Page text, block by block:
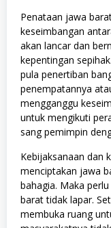
Penataan jawa
keseimbangan
akan lancar dan
kepentingan
pula penertiban
penempatannya
mengganggu
untuk mengikuti
sang pemimpin
Kebijaksanaan dan
menciptakan jawa
bahagia. Maka
barat tidak lapar.
membuka ruang